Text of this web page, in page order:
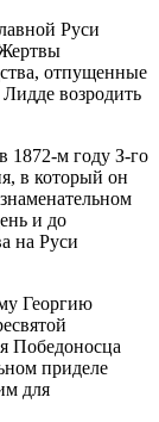
Руси
отпущенные
возродить
1872-м году З-го
в который он
и до
на Руси
Георгию
Победоносца
приделе
для